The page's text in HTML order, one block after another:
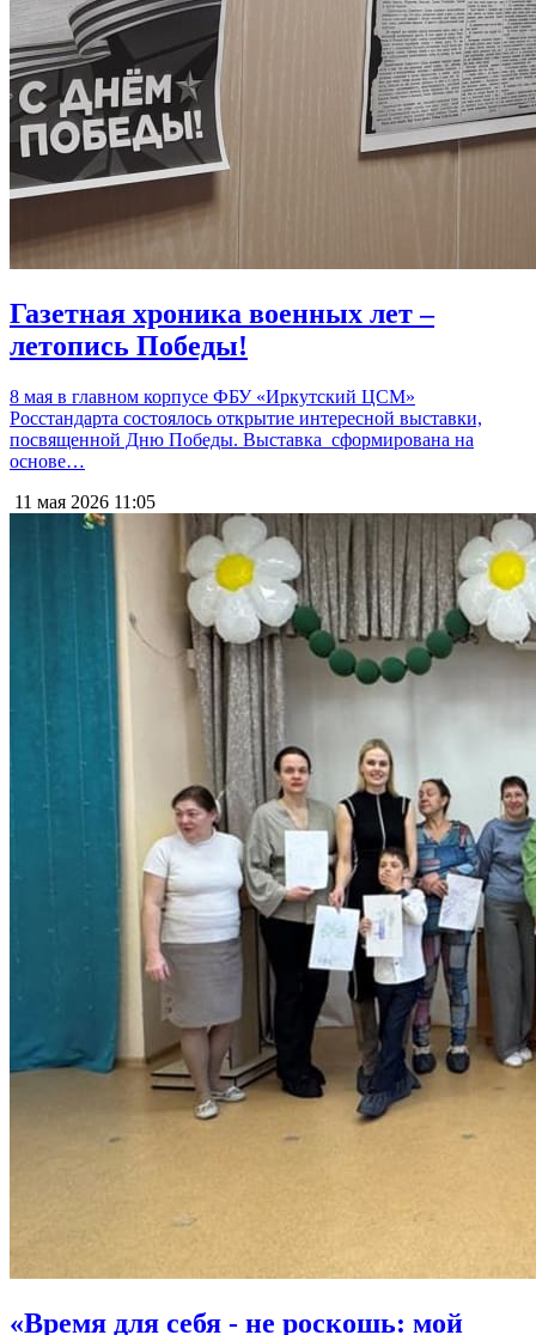
Газетная хроника военных лет –
летопись Победы!
8 мая в главном корпусе ФБУ «Иркутский ЦСМ»
Росстандарта состоялось открытие интересной выставки,
посвященной Дню Победы. Выставка сформирована на
основе…
11 мая 2026 11:05
«Время для себя - не роскошь: мой